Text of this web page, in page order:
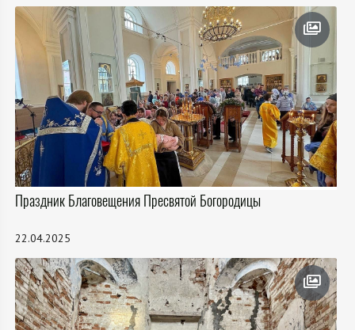
Праздник Благовещения Пресвятой Богородицы
22.04.2025